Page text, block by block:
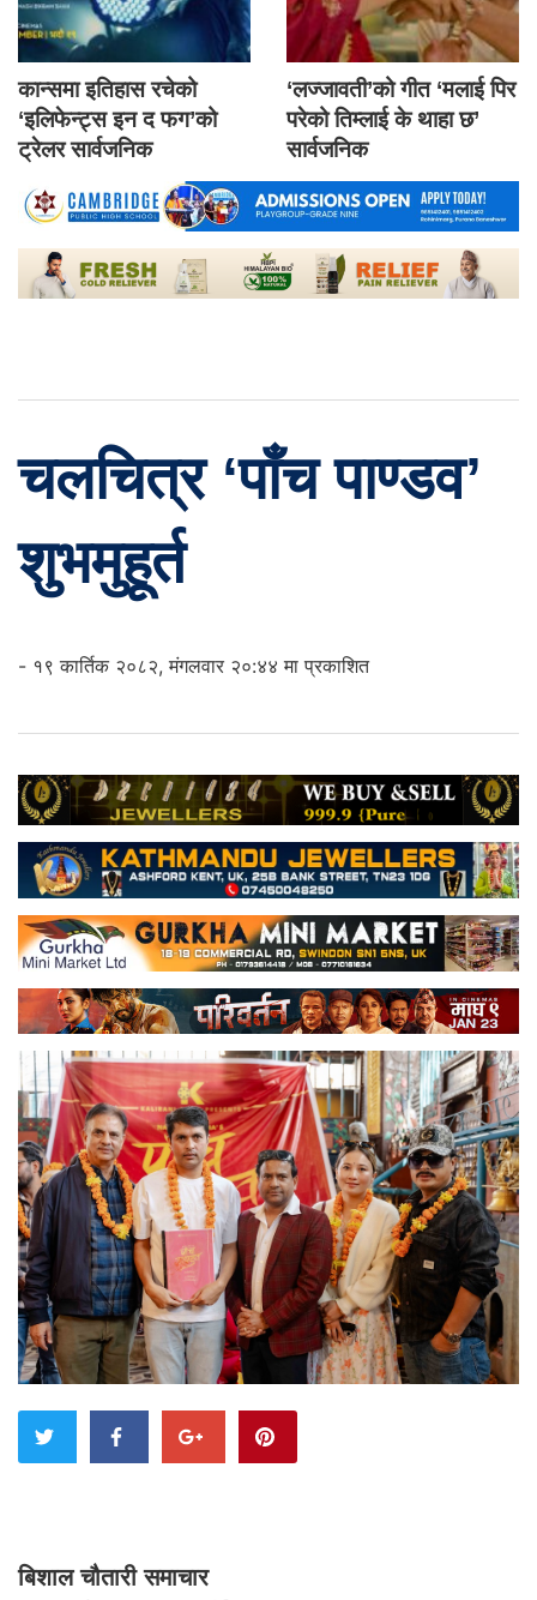
कान्समा इतिहास रचेको
‘इलिफेन्ट्स इन द फग’को
ट्रेलर सार्वजनिक
‘लज्जावती’को गीत ‘मलाई पिर
परेको तिम्लाई के थाहा छ’
सार्वजनिक
चलचित्र ‘पाँच पाण्डव’
शुभमुहूर्त
- १९ कार्तिक २०८२, मंगलवार २०:४४ मा प्रकाशित
बिशाल चौतारी समाचार